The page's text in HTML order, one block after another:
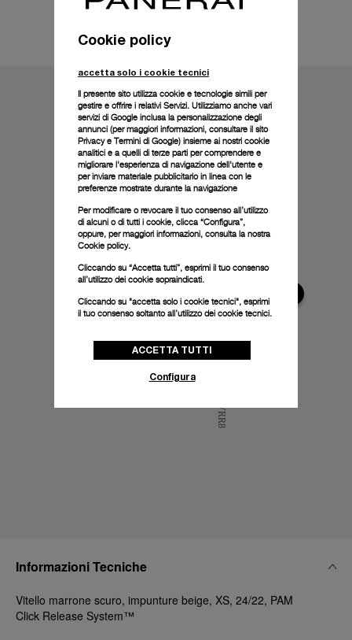
Informazioni Tecniche
Vitello marrone scuro, impunture beige, XS, 24/22, PAM
Click Release System™
Cookie policy
accetta solo i cookie tecnici
Il presente sito utilizza cookie e tecnologie simili per
gestire e offrire i relativi Servizi. Utilizziamo anche vari
servizi di Google inclusa la personalizzazione degli
annunci (per maggiori informazioni, consultare il sito
Privacy e Termini di Google) insieme ai nostri cookie
analitici e a quelli di terze parti per comprendere e
migliorare l'esperienza di navigazione dell'utente e
per inviare materiale pubblicitario in linea con le
preferenze mostrate durante la navigazione
Per modificare o revocare il tuo consenso all’utilizzo
di alcuni o di tutti i cookie, clicca “Configura”,
oppure, per maggiori informazioni, consulta la nostra
Cookie policy.
Cliccando su “Accetta tutti”, esprimi il tuo consenso
all’utilizzo dei cookie sopraindicati.
Cliccando su "accetta solo i cookie tecnici", esprimi
il tuo consenso soltanto all’utilizzo dei cookie tecnici.
ACCETTA TUTTI
Configura